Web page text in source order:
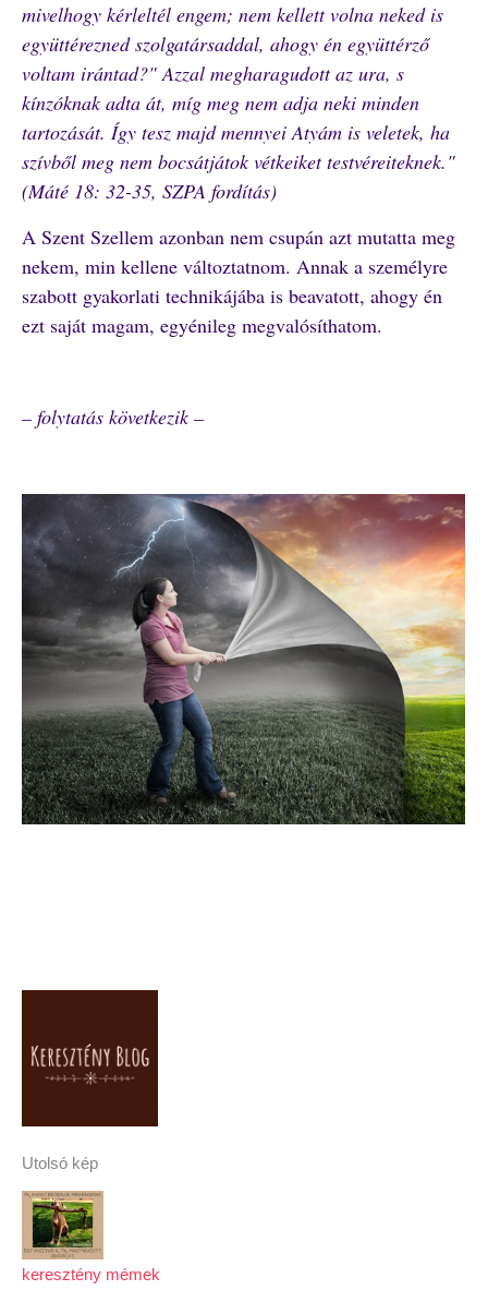
mivelhogy kérleltél engem; nem kellett volna neked is
együttérezned szolgatársaddal, ahogy én együttérző
voltam irántad?" Azzal megharagudott az ura, s
kínzóknak adta át, míg meg nem adja neki minden
tartozását. Így tesz majd mennyei Atyám is veletek, ha
szívből meg nem bocsátjátok vétkeiket testvéreiteknek."
(Máté 18: 32-35, SZPA fordítás)
A Szent Szellem azonban nem csupán azt mutatta meg
nekem, min kellene változtatnom. Annak a személyre
szabott gyakorlati technikájába is beavatott, ahogy én
ezt saját magam, egyénileg megvalósíthatom.
– folytatás következik –
Utolsó kép
keresztény mémek